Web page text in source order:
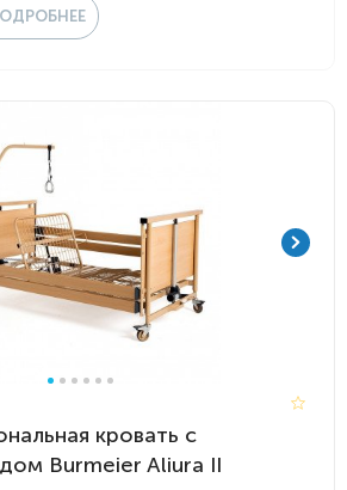
кровать с
Burmeier Aliura II